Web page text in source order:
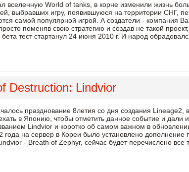
вселенную World of tanks, в корне изменили жизнь
выбравших игру, появившуюся на территории СНГ,
самой популярной игрой. А создатели - компания
поменяв свою стратегию и создав не такой
тест стартанул 24 июня 2010 г. И народ
Destruction: Lindvior
празднование 8летия со дня создания Lineage2,
в Японию, чтобы отметить данное событие и
Lindvior и коротко об самом важном в
года на сервер в Кореи было установлено
- Breath of Zephyr, сейчас будет перечислено все